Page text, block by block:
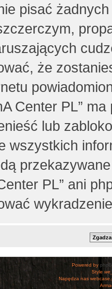
pisać
że
Center PL”
lub
wszystkich
PL” ani
Powered by
Style
Napędza nas